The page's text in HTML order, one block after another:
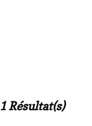
1 Résultat(s)